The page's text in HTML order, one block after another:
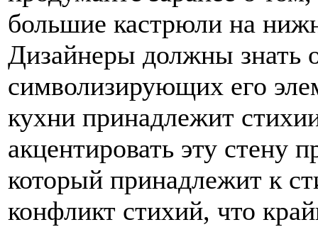
большие кастрюли на
Дизайнеры должны знать
символизирующих его
кухни принадлежит
акцентировать эту стену
который принадлежит к
конфликт стихий, что